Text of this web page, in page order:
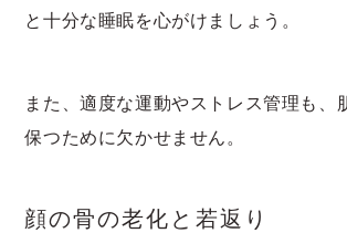
と十分な睡眠を心がけましょう。
また、適度な運動やストレス管理も、
保つために欠かせません。
顔の骨の老化と若返り